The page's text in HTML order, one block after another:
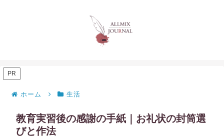
PR
ホーム 生活
教育実習後の感謝の手紙｜お礼状の封筒選
びと作法